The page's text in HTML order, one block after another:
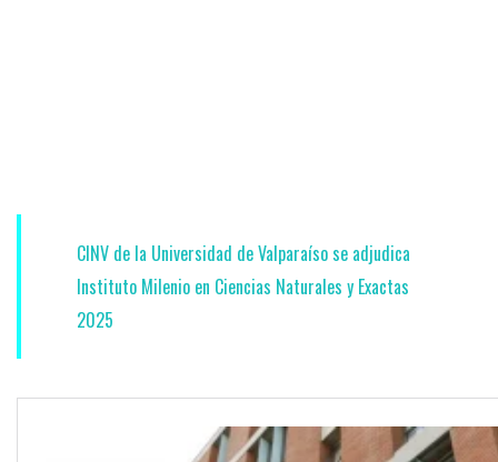
CINV de la Universidad de Valparaíso se adjudica
Instituto Milenio en Ciencias Naturales y Exactas
2025